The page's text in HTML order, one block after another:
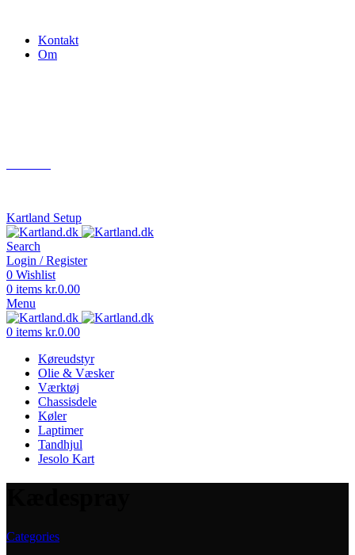
Kontakt
Om
Kartland Setup
Search
Login / Register
0 Wishlist
0 items kr.0.00
Menu
0 items kr.0.00
Køreudstyr
Olie & Væsker
Værktøj
Chassisdele
Køler
Laptimer
Tandhjul
Jesolo Kart
Categories